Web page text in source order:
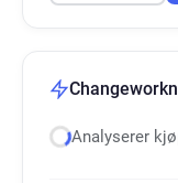
Analyserer